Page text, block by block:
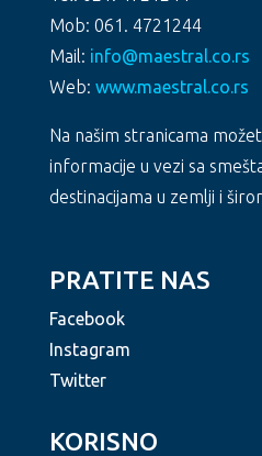
Mob: 061. 4721244
Mail: info@maestral.co.rs
Web: www.maestral.co.rs
Na našim stranicama
informacije u vezi sa
destinacijama u zemlji i
PRATITE NAS
Facebook
Instagram
Twitter
KORISNO